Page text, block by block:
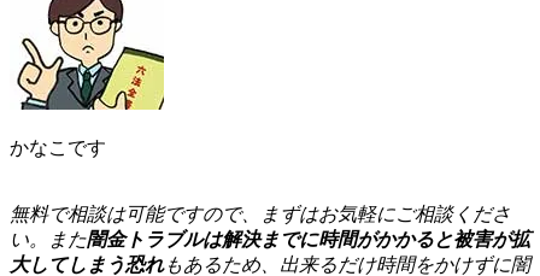
かなこです
無料で相談は可能ですので、まずはお気軽にご相談くださ
い。また闇金トラブルは解決までに時間がかかると被害が拡
大してしまう恐れもあるため、出来るだけ時間をかけずに闇